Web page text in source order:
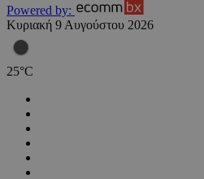
Powered by:
Κυριακή 9 Αυγούστου 2026
25°C